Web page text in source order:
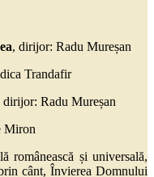
, dirijor: Radu Mureșan
Trandafir
dirijor: Radu Mureșan
Miron
românească și universală,
cânt, Învierea Domnului